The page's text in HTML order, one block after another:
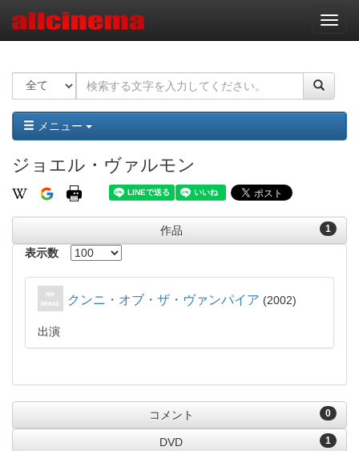
ナ
ビ
ー
ョ
ン
メニュー
ジョエル・ヴァルモン
1
作品
表示数
クンニ・オブ・ザ・ヴァンパイア 2002
出演
0
コメント
1
DVD